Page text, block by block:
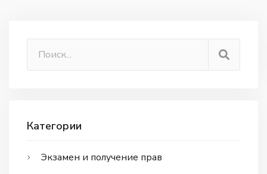
Категории
Экзамен и получение прав